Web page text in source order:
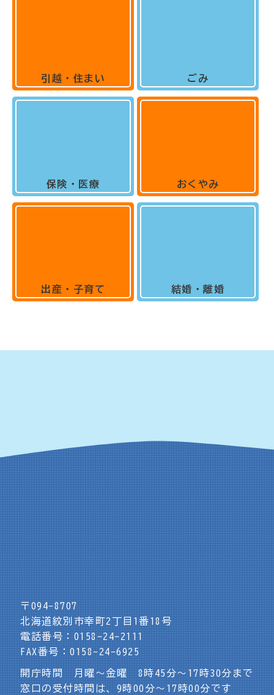
引越・住まい
保険・医療
出産・子育て
ごみ
おくやみ
結婚・離婚
〒094-8707
北海道紋別市幸町2丁目1番18号
電話番号：0158-24-2111
FAX番号：0158-24-6925
開庁時間 月曜～金曜 8時45分～17時30分まで
窓口の受付時間は、9時00分～17時00分です